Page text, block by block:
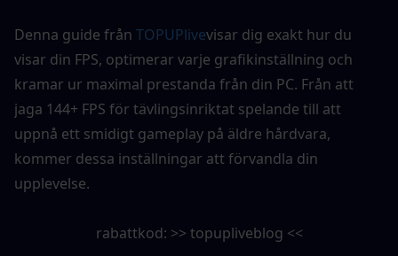
Denna guide från TOPUPlivevisar dig exakt hur du
visar din FPS, optimerar varje grafikinställning och
kramar ur maximal prestanda från din PC. Från att
jaga 144+ FPS för tävlingsinriktat spelande till att
uppnå ett smidigt gameplay på äldre hårdvara,
kommer dessa inställningar att förvandla din
upplevelse.
rabattkod: >> topupliveblog <<